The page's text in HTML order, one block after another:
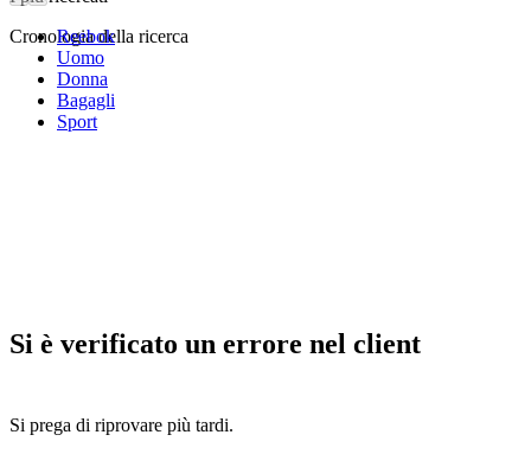
Cronologia della ricerca
Reebok
Uomo
Donna
Bagagli
Sport
Si è verificato un errore nel client
Si prega di riprovare più tardi.